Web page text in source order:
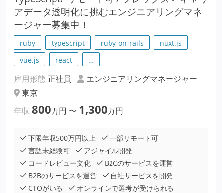
アデータ透明化に挑むエンジニアリングマネ
ージャー募集中！
ruby typescript ruby-on-rails
nuxt.js
vue.js
react …
雇用形態 正社員
エンジニアリングマネージャー
東京
年収 800万円 〜 1,300万円
下限年収500万円以上
一部リモート可
言語未経験可
アジャイル開発
コードレビュー文化
B2Cのサービスを運営
B2Bのサービスを運営
自社サービスを開発
CTOがいる
オンラインで選考が受けられる